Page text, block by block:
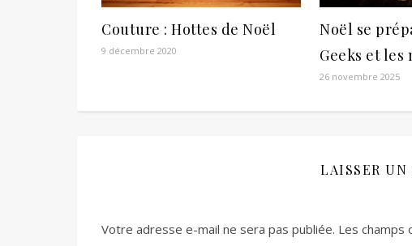
Couture : Hottes de Noël
9 décembre 2020
Noël se
Geeks et les
26 novembre 2025
LAISSER UN
Votre adresse e-mail ne sera pas publiée. Les champs